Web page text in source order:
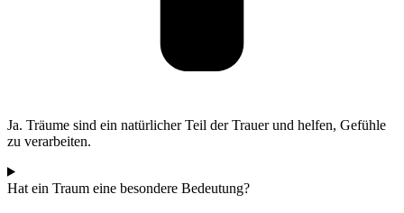
Ja. Träume sind ein natürlicher Teil der Trauer und helfen, Gefühle
zu verarbeiten.
Hat ein Traum eine besondere Bedeutung?